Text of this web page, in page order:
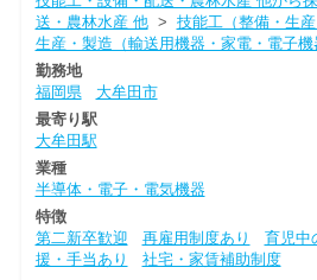
送・農林水産 他> 技能工（整備・生産
生産・製造（輸送用機器・家電・電子機
勤務地
福岡県
大牟田市
最寄り駅
大牟田駅
業種
半導体・電子・電気機器
特徴
第二新卒歓迎
再雇用制度あり 育児中
援・手当あり
社宅・家賃補助制度